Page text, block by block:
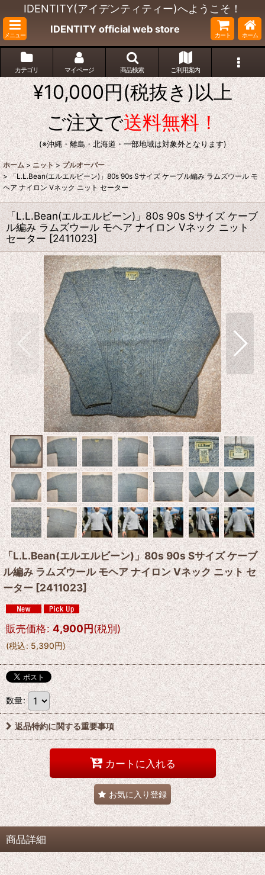
IDENTITY(アイデンティティー)へようこそ！
メニュー
IDENTITY official web store
カート ホーム
カテゴリ マイページ 商品検索 ご利用案内
¥10,000円(税抜き)以上
ご注文で送料無料！
(※沖縄・離島・北海道・一部地域は対象外となります)
ホーム > ニット > プルオーバー
> 「L.L.Bean(エルエルビーン)」80s 90s Sサイズ ケーブル編み ラムズウール モ
ヘア ナイロン Vネック ニット セーター
「L.L.Bean(エルエルビーン)」80s 90s Sサイズ ケーブ
ル編み ラムズウール モヘア ナイロン Vネック ニット
セーター [2411023]
「L.L.Bean(エルエルビーン)」80s 90s Sサイズ ケーブ
ル編み ラムズウール モヘア ナイロン Vネック ニット セ
ーター[2411023]
販売価格: 4,900円(税別)
(税込: 5,390円)
数量:
返品特約に関する重要事項
カートに入れる
お気に入り登録
商品詳細